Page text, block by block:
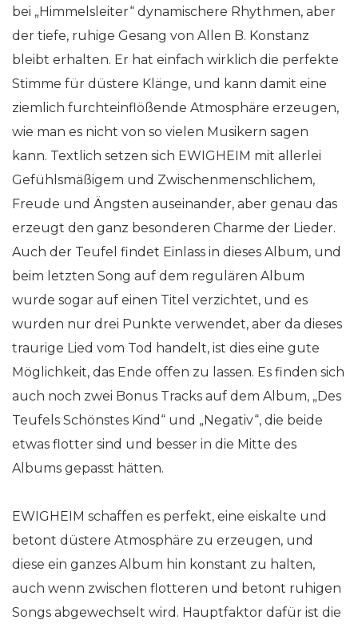
bei „Himmelsleiter“ dynamischere Rhythmen, aber
der tiefe, ruhige Gesang von Allen B. Konstanz
bleibt erhalten. Er hat einfach wirklich die perfekte
Stimme für düstere Klänge, und kann damit eine
ziemlich furchteinflößende Atmosphäre erzeugen,
wie man es nicht von so vielen Musikern sagen
kann. Textlich setzen sich EWIGHEIM mit allerlei
Gefühlsmäßigem und Zwischenmenschlichem,
Freude und Ängsten auseinander, aber genau das
erzeugt den ganz besonderen Charme der Lieder.
Auch der Teufel findet Einlass in dieses Album, und
beim letzten Song auf dem regulären Album
wurde sogar auf einen Titel verzichtet, und es
wurden nur drei Punkte verwendet, aber da dieses
traurige Lied vom Tod handelt, ist dies eine gute
Möglichkeit, das Ende offen zu lassen. Es finden sich
auch noch zwei Bonus Tracks auf dem Album, „Des
Teufels Schönstes Kind“ und „Negativ“, die beide
etwas flotter sind und besser in die Mitte des
Albums gepasst hätten.
EWIGHEIM schaffen es perfekt, eine eiskalte und
betont düstere Atmosphäre zu erzeugen, und
diese ein ganzes Album hin konstant zu halten,
auch wenn zwischen flotteren und betont ruhigen
Songs abgewechselt wird. Hauptfaktor dafür ist die